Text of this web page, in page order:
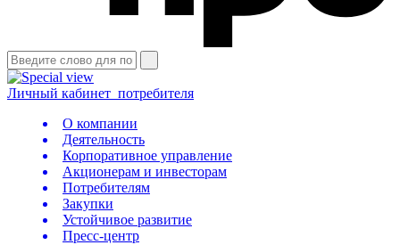
Личный кабинет потребителя
О компании
Деятельность
Корпоративное управление
Акционерам и инвесторам
Потребителям
Закупки
Устойчивое развитие
Пресс-центр